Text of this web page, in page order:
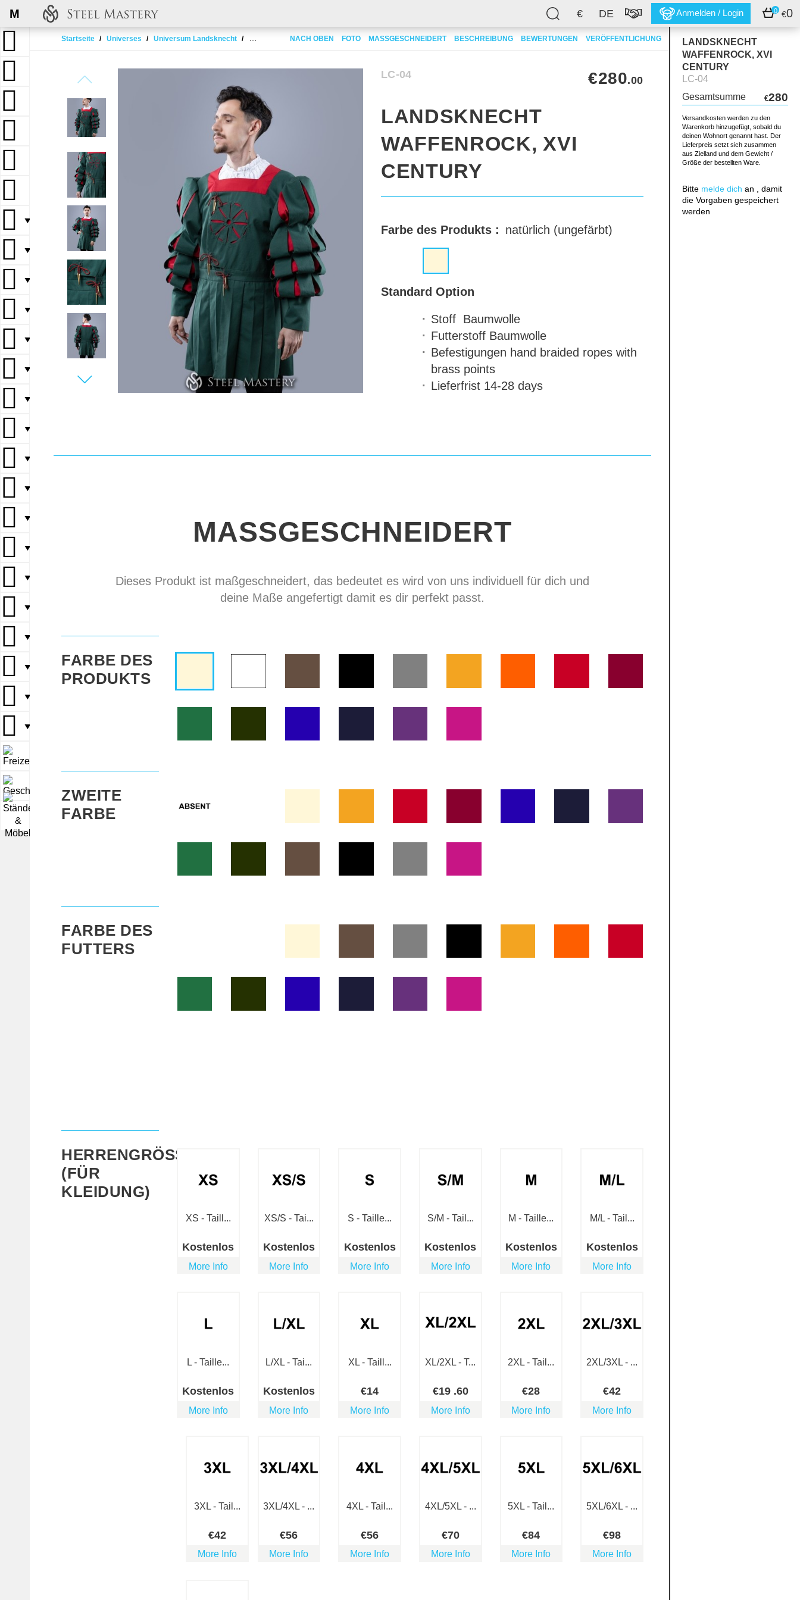
€ DE Anmelden / Login 0 €0
M
Startseite Universes Universum Landsknecht LANDSKNECHT WAFFENROCK, XVI CENTURY
NACH OBEN FOTO MASSGESCHNEIDERT BESCHREIBUNG BEWERTUNGEN VERÖFFENTLICHUNG
▼
▼
▼
▼
▼
▼
▼
▼
▼
▼
▼
▼
▼
▼
▼
▼
▼
▼
LANDSKNECHT
WAFFENROCK, XVI
CENTURY
LC-04
Gesamtsumme
€280
Versandkosten werden zu den
Warenkorb hinzugefügt, sobald du
deinen Wohnort genannt hast. Der
Lieferpreis setzt sich zusammen
aus Zielland und dem Gewicht /
Größe der bestellten Ware.
Bitte melde dich an , damit
die Vorgaben gespeichert
werden
LC-04 €280.00
LANDSKNECHT
WAFFENROCK, XVI
CENTURY
Farbe des Produkts : natürlich (ungefärbt)
Standard Option
Stoff Baumwolle
Futterstoff Baumwolle
Befestigungen hand braided ropes with
brass points
Lieferfrist 14-28 days
MASSGESCHNEIDERT
Dieses Produkt ist maßgeschneidert, das bedeutet es wird von uns individuell für dich und
deine Maße angefertigt damit es dir perfekt passt.
FARBE DES
PRODUKTS
ZWEITE
FARBE
FARBE DES
FUTTERS
HERRENGRÖSSE (
FÜR K
LEIDUNG)
XS - Taill...
Kostenlos
More Info
XS/S - Tai...
Kostenlos
More Info
S - Taille...
Kostenlos
More Info
S/M - Tail...
Kostenlos
More Info
M - Taille...
Kostenlos
More Info
M/L - Tail...
Kostenlos
More Info
L - Taille...
Kostenlos
More Info
L/XL - Tai...
Kostenlos
More Info
XL - Taill...
€14
More Info
XL/2XL - T...
€19 .60
More Info
2XL - Tail...
€28
More Info
2XL/3XL - ...
€42
More Info
3XL - Tail...
€42
More Info
3XL/4XL - ...
€56
More Info
4XL - Tail...
€56
More Info
4XL/5XL - ...
€70
More Info
5XL - Tail...
€84
More Info
5XL/6XL - ...
€98
More Info